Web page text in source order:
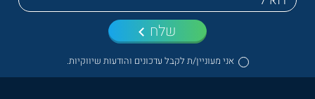
אני מעוניין/ת לקבל עדכונים והודעות שיווקיות.
שלח